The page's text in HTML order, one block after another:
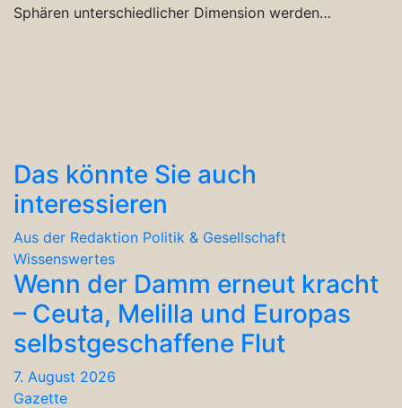
Sphären unterschiedlicher Dimension werden…
Das könnte Sie auch
interessieren
Aus der Redaktion Politik & Gesellschaft
Wissenswertes
Wenn der Damm erneut kracht
– Ceuta, Melilla und Europas
selbstgeschaffene Flut
7. August 2026
Gazette